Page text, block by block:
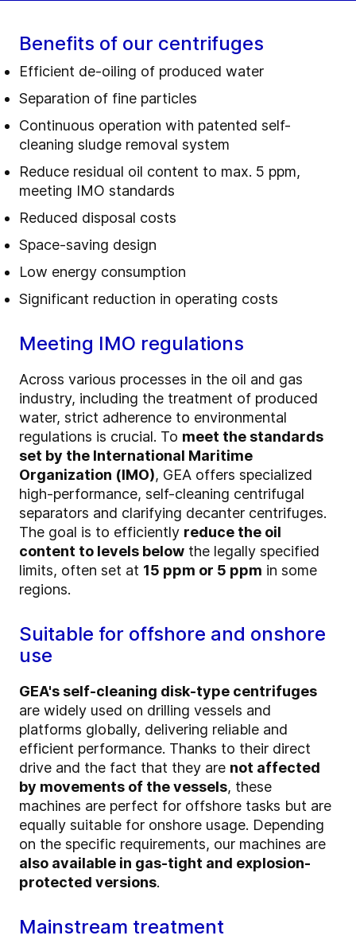
Benefits of our centrifuges
Efficient de-oiling of produced water
Separation of fine particles
Continuous operation with patented self-
cleaning sludge removal system
Reduce residual oil content to max. 5 ppm,
meeting IMO standards
Reduced disposal costs
Space-saving design
Low energy consumption
Significant reduction in operating costs
Meeting IMO regulations
Across various processes in the oil and gas
industry, including the treatment of produced
water, strict adherence to environmental
regulations is crucial. To meet the standards
set by the International Maritime
Organization (IMO), GEA offers specialized
high-performance, self-cleaning centrifugal
separators and clarifying decanter centrifuges.
The goal is to efficiently reduce the oil
content to levels below the legally specified
limits, often set at 15 ppm or 5 ppm in some
regions.
Suitable for offshore and onshore
use
GEA's self-cleaning disk-type centrifuges
are widely used on drilling vessels and
platforms globally, delivering reliable and
efficient performance. Thanks to their direct
drive and the fact that they are not affected
by movements of the vessels, these
machines are perfect for offshore tasks but are
equally suitable for onshore usage. Depending
on the specific requirements, our machines are
also available in gas-tight and explosion-
protected versions.
Mainstream treatment